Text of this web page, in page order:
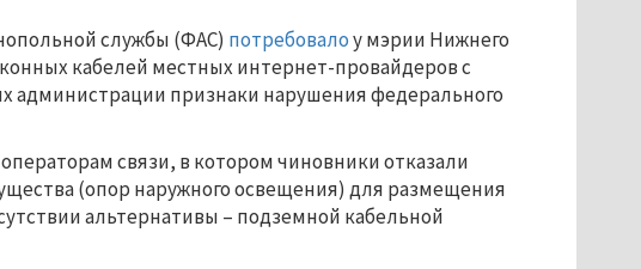
службы (ФАС) потребовалоу мэрии Нижнего
кабелей местных интернет-провайдеров с
администрации признаки нарушения федерального
связи, в котором чиновники отказали
(опор наружного освещения) для размещения
альтернативы – подземной кабельной